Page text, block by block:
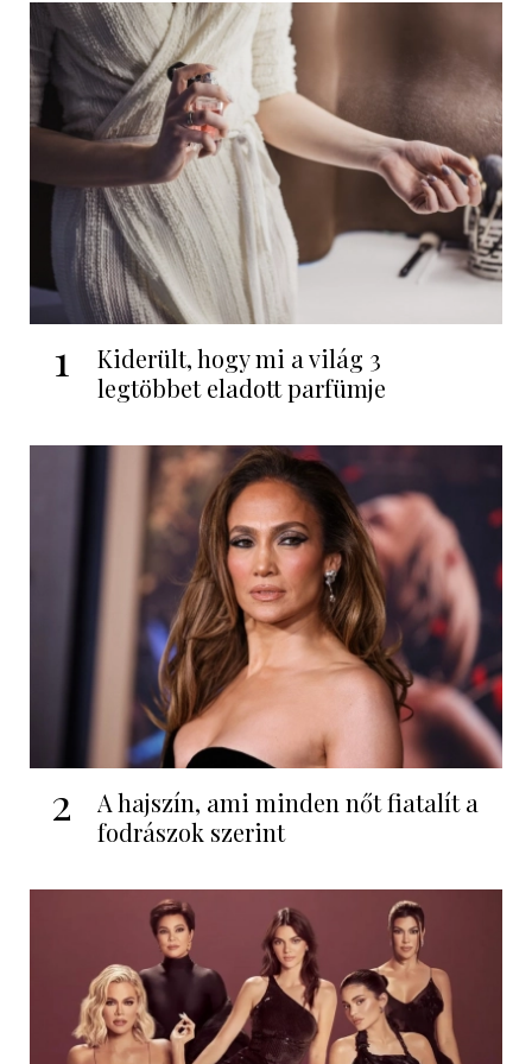
1
Kiderült, hogy mi a világ 3
legtöbbet eladott parfümje
2
A hajszín, ami minden nőt fiatalít a
fodrászok szerint